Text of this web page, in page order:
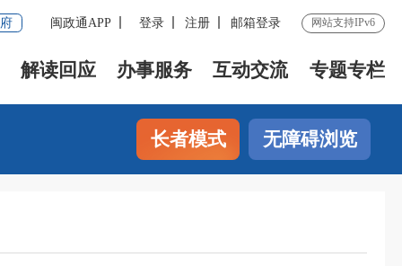
闽政通APP 登录 注册 邮箱登录 网站支持IPv6
解读回应 办事服务 互动交流 专题专栏
长者模式 无障碍浏览